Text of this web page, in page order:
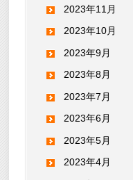
2023年11月
2023年10月
2023年9月
2023年8月
2023年7月
2023年6月
2023年5月
2023年4月